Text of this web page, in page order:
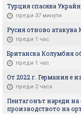
Турция спасява
преди 37 минути
Русия отново атакува
преди 1 час
Британска Колумбия
преди 1 час
От 2022 г. Германия е
преди 2 часа
Пентагонът нареди
производството на